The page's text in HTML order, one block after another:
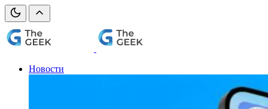
Новости